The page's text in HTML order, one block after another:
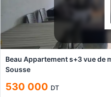
Beau Appartement s+3 vue de
Sousse
530 000 DT